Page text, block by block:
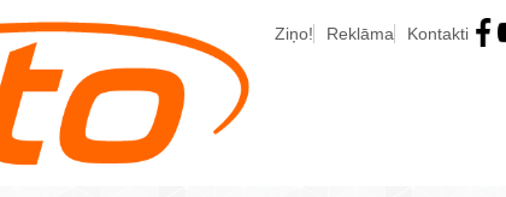
Ziņo! Reklāma Kontakti